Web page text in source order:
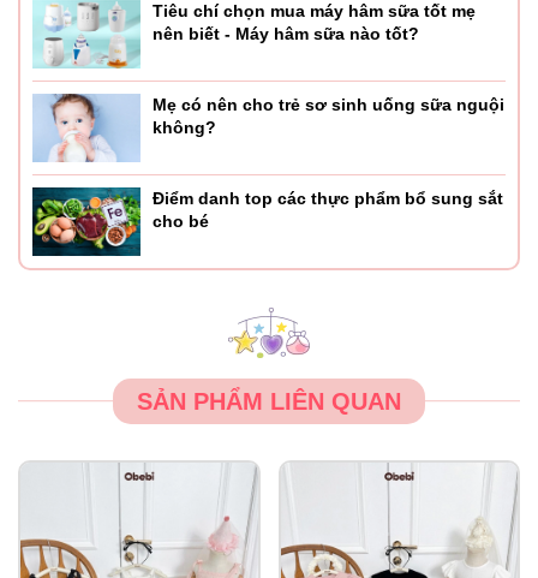
Tiêu chí chọn mua máy hâm sữa tốt mẹ
nên biết - Máy hâm sữa nào tốt?
Mẹ có nên cho trẻ sơ sinh uống sữa nguội
không?
Điểm danh top các thực phẩm bổ sung sắt
cho bé
SẢN PHẨM LIÊN QUAN